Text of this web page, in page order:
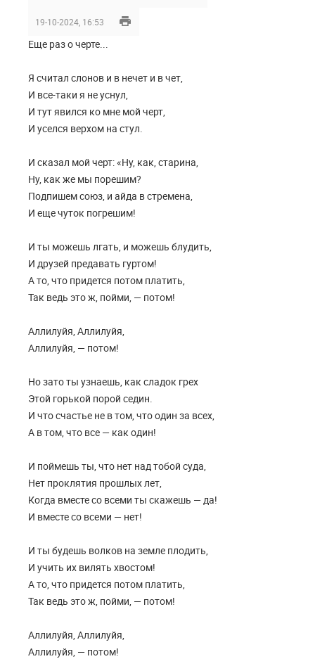
19-10-2024, 16:53
Еще раз о черте...
Я считал слонов и в нечет и в чет,
И все-таки я не уснул,
И тут явился ко мне мой черт,
И уселся верхом на стул.
И сказал мой черт: «Ну, как, старина,
Ну, как же мы порешим?
Подпишем союз, и айда в стремена,
И еще чуток погрешим!
И ты можешь лгать, и можешь блудить,
И друзей предавать гуртом!
А то, что придется потом платить,
Так ведь это ж, пойми, — потом!
Аллилуйя, Аллилуйя,
Аллилуйя, — потом!
Но зато ты узнаешь, как сладок грех
Этой горькой порой седин.
И что счастье не в том, что один за всех,
А в том, что все — как один!
И поймешь ты, что нет над тобой суда,
Нет проклятия прошлых лет,
Когда вместе со всеми ты скажешь — да!
И вместе со всеми — нет!
И ты будешь волков на земле плодить,
И учить их вилять хвостом!
А то, что придется потом платить,
Так ведь это ж, пойми, — потом!
Аллилуйя, Аллилуйя,
Аллилуйя, — потом!